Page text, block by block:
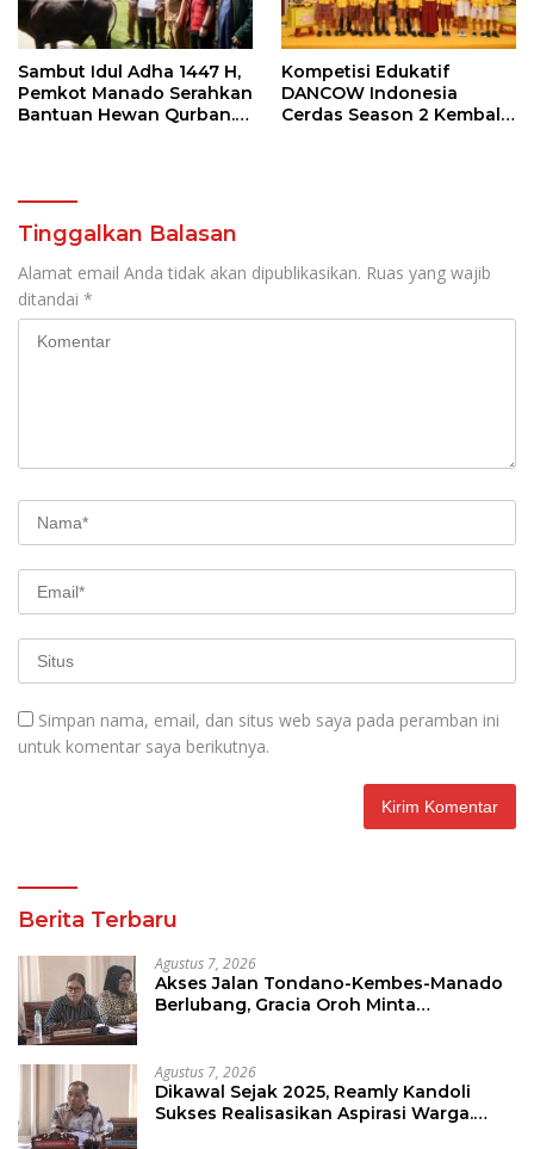
Sambut Idul Adha 1447 H,
Pemkot Manado Serahkan
Bantuan Hewan Qurban.
Kompetisi Edukatif
DANCOW Indonesia
Cerdas Season 2 Kembali
Tinggalkan Balasan
Alamat email Anda tidak akan dipublikasikan. Ruas yang wajib
ditandai *
Simpan nama, email, dan situs web saya pada peramban ini
untuk komentar saya berikutnya.
Berita Terbaru
Agustus 7, 2026
Akses Jalan Tondano-Kembes-Manado
Berlubang, Gracia Oroh Minta
Agustus 7, 2026
Dikawal Sejak 2025, Reamly Kandoli
Sukses Realisasikan Aspirasi Warga.